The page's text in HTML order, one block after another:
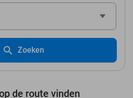
Zoeken
de route vinden